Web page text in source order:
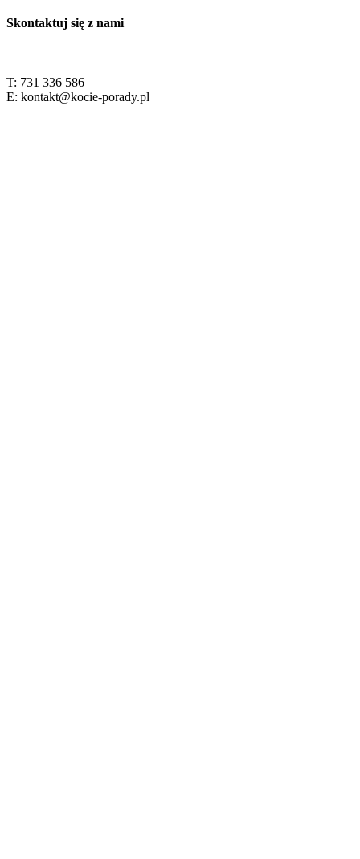
Skontaktuj się z nami
T: 731 336 586
E: kontakt@kocie-porady.pl